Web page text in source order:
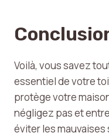
Voilà, vous savez
essentiel de votre
protège votre
négligez pas et
éviter les mauvaises